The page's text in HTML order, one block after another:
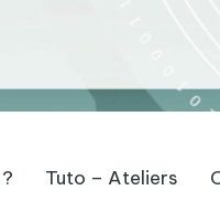
Tuto – Ateliers